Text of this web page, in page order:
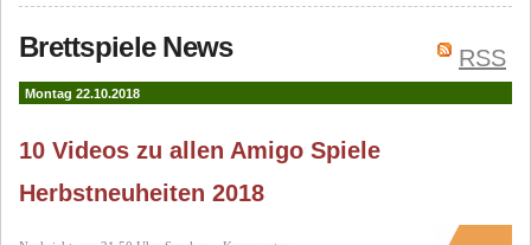
RSS
Brettspiele News
Montag 22.10.2018
10 Videos zu allen Amigo Spiele
Herbstneuheiten 2018